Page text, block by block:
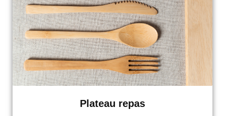
Plateau repas